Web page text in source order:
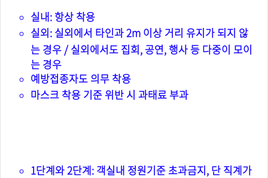
실내: 항상 착용
실외: 실외에서 타인과 2m 이상 거리 유지가 되지 않
는 경우 / 실외에서도 집회, 공연, 행사 등 다중이 모이
는 경우
예방접종자도 의무 착용
마스크 착용 기준 위반 시 과태료 부과
1단계와 2단계: 객실내 정원기준 초과금지, 단 직계가